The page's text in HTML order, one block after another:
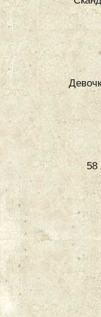
58